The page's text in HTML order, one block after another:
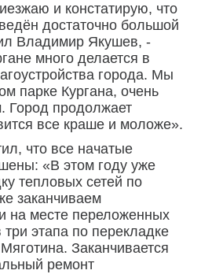
и констатирую, что
достаточно большой
Владимир Якушев, -
много делается в
города. Мы
парке Кургана, очень
Город продолжает
все краше и моложе».
что все начатые
«В этом году уже
тепловых сетей по
заканчиваем
на месте переложенных
этапа по перекладке
Заканчивается
ремонт